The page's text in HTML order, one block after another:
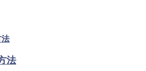
法